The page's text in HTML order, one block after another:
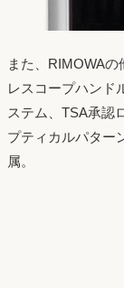
また、RIMOWA
レスコープハンド
ステム、TSA承認
プティカルパター
属。